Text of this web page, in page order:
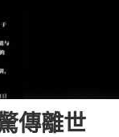
傳離世